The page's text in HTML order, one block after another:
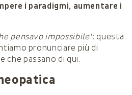
i paradigmi, aumentare i
pensavo impossibile”: questa
pronunciare più di
che passano di qui.